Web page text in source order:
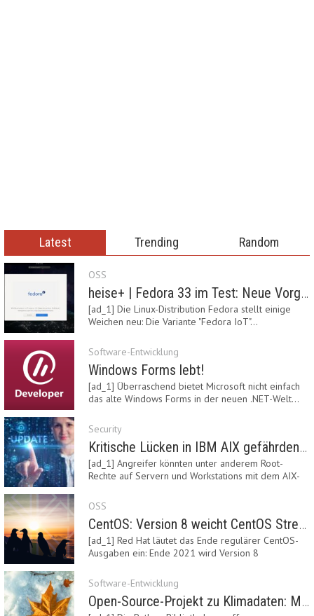
Latest Trending Random
OSS
heise+ | Fedora 33 im Test: Neue Vorgaben mit Btrfs, Systemd-Resolved und zRAM
[ad_1] Die Linux-Distribution Fedora stellt einige
Weichen neu: Die Variante "Fedora IoT"…
Software-Entwicklung
Windows Forms lebt!
[ad_1] Überraschend bietet Microsoft nicht einfach
das alte Windows Forms in der neuen .NET-Welt…
Security
Kritische Lücken in IBM AIX gefährden Server
[ad_1] Angreifer könnten unter anderem Root-
Rechte auf Servern und Workstations mit dem AIX-
OSS
CentOS: Version 8 weicht CentOS Stream
[ad_1] Red Hat läutet das Ende regulärer CentOS-
Ausgaben ein: Ende 2021 wird Version 8
Software-Entwicklung
Open-Source-Projekt zu Klimadaten: Meteostat Python Library 1.0 erschienen